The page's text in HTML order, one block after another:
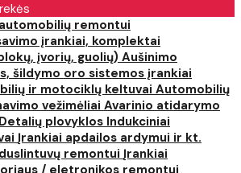
remontui
įrankiai, komplektai
įvorių, guolių) Aušinimo
šildymo oro sistemos įrankiai
ir motociklų keltuvai Automobilių
vežimėliai Avarinio atidarymo
Detalių plovyklos Indukciniai
Įrankiai apdailos ardymui ir kt.
remontui Įrankiai
/ eletronikos remontui